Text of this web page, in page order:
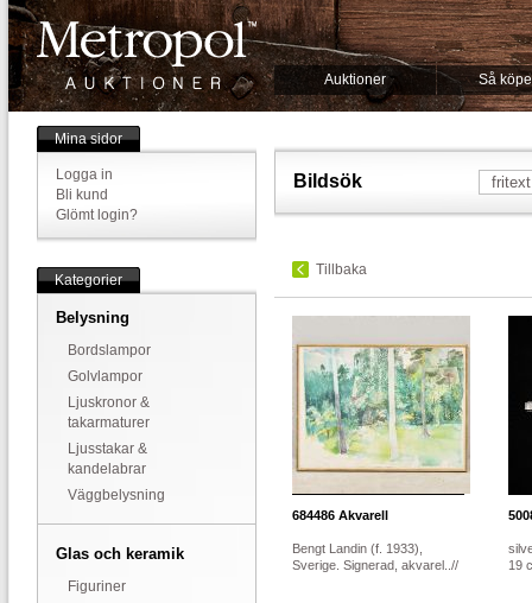
Auktioner Så
Mina sidor
Logga in
Bli kund
Glömt login?
Kategorier
Belysning
Bordslampor
Golvlampor
Ljuskronor &
takarmaturer
Ljusstakar &
kandelabrar
Väggbelysning
Glas och keramik
Figuriner
Bildsök
Tillbaka
684486 Akvarell
Bengt Landin (f. 1933),
Sverige. Signerad, akvarel..//
19